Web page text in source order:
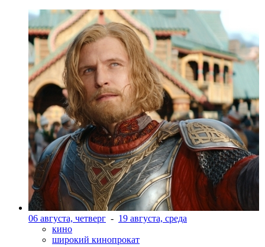
06 августа, четверг - 19 августа, среда
кино
широкий кинопрокат